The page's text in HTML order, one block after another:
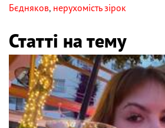
Бєдняков, нерухомість зірок
Статті на тему